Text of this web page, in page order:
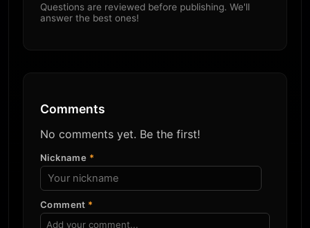
Questions are reviewed before publishing. We'll
answer the best ones!
Comments
No comments yet. Be the first!
Nickname *
Comment *